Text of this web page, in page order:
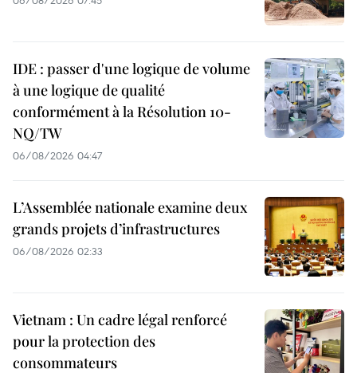
IDE : passer d'une logique de volume
à une logique de qualité
conformément à la Résolution 10-
NQ/TW
06/08/2026 04:47
L’Assemblée nationale examine deux
grands projets d’infrastructures
06/08/2026 02:33
Vietnam : Un cadre légal renforcé
pour la protection des
consommateurs